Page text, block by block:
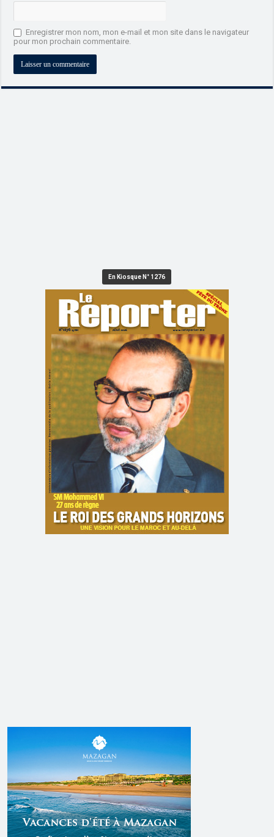
Enregistrer mon nom, mon e-mail et mon site dans le navigateur
pour mon prochain commentaire.
En Kiosque N° 1276